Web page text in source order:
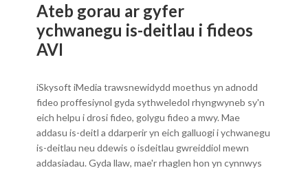
Ateb gorau ar gyfer
ychwanegu is-deitlau i fideos
AVI
iSkysoft iMedia trawsnewidydd moethus yn adnodd
fideo proffesiynol gyda sythweledol rhyngwyneb sy'n
eich helpu i drosi fideo, golygu fideo a mwy. Mae
addasu is-deitl a ddarperir yn eich galluogi i ychwanegu
is-deitlau neu ddewis o isdeitlau gwreiddiol mewn
addasiadau. Gyda llaw, mae'r rhaglen hon yn cynnwys